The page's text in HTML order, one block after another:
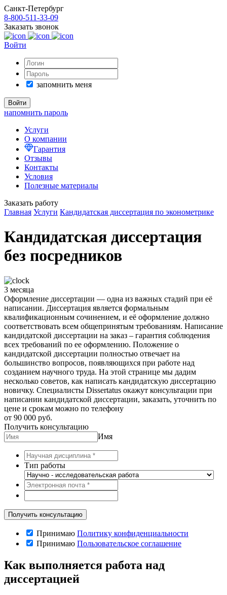
Санкт-Петербург
8-800-511-33-09
Заказать звонок
Войти
запомнить меня
напомнить пароль
Услуги
О компании
Гарантия
Отзывы
Контакты
Условия
Полезные материалы
Заказать работу
Главная Услуги Кандидатская диссертация по эконометрике
Кандидатская диссертация
без посредников
3 месяца
Оформление диссертации — одна из важных стадий при её
написании. Диссертация является формальным
квалификационным сочинением, и её оформление должно
соответствовать всем общепринятым требованиям. Написание
кандидатской диссертации на заказ – гарантия соблюдения
всех требований по ее оформлению. Положение о
кандидатской диссертации полностью отвечает на
большинство вопросов, появляющихся при работе над
созданием научного труда. На этой странице мы дадим
несколько советов, как написать кандидатскую диссертацию
новичку. Специалисты Dissertatus окажут консультации при
написании кандидатской диссертации, заказать, уточнить по
цене и срокам можно по телефону
от 90 000 руб.
Получить консультацию
Имя
Тип работы
Принимаю Политику конфиденциальности
Принимаю Пользовательское соглашение
Как выполняется работа над
диссертацией